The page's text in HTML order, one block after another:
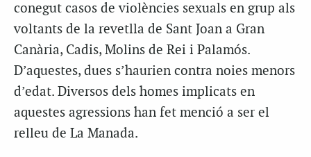
conegut casos de violències sexuals en grup als
voltants de la revetlla de Sant Joan a Gran
Canària, Cadis, Molins de Rei i Palamós.
D’aquestes, dues s’haurien contra noies menors
d’edat. Diversos dels homes implicats en
aquestes agressions han fet menció a ser el
relleu de La Manada.